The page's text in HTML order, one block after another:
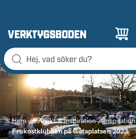
Hem Projekt & Inspiration Inspiration
Frukostklubben på Götaplatsen 2023